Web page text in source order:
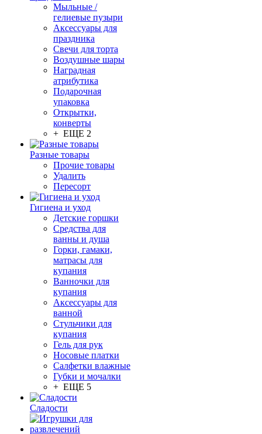
Мыльные /
гелиевые пузыри
Аксессуары для
праздника
Свечи для торта
Воздушные шары
Наградная
атрибутика
Подарочная
упаковка
Открытки,
конверты
+ ЕЩЕ 2
Разные товары
Прочие товары
Удалить
Пересорт
Гигиена и уход
Детские горшки
Средства для
ванны и душа
Горки, гамаки,
матрасы для
купания
Ванночки для
купания
Аксессуары для
ванной
Стульчики для
купания
Гель для рук
Носовые платки
Салфетки влажные
Губки и мочалки
+ ЕЩЕ 5
Сладости